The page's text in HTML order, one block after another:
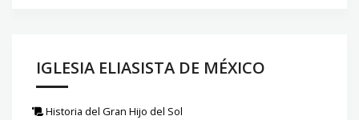
IGLESIA ELIASISTA DE MÉXICO
Historia del Gran Hijo del Sol